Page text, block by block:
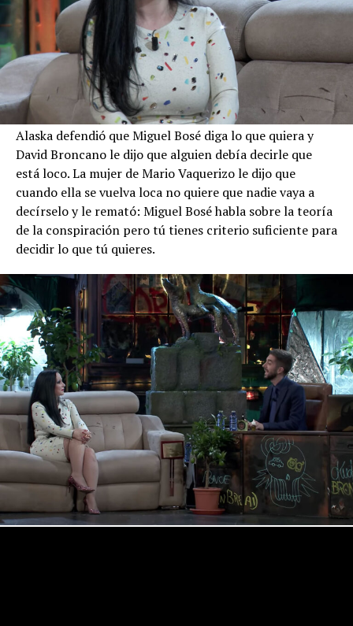
Alaska defendió que Miguel Bosé diga lo que quiera y
David Broncano le dijo que alguien debía decirle que
está loco. La mujer de Mario Vaquerizo le dijo que
cuando ella se vuelva loca no quiere que nadie vaya a
decírselo y le remató: Miguel Bosé habla sobre la teoría
de la conspiración pero tú tienes criterio suficiente para
decidir lo que tú quieres.